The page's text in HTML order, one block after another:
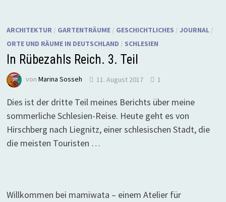
ARCHITEKTUR / GARTENTRÄUME/ GESCHICHTLICHES / JOURNAL/
ORTE UND RÄUME IN DEUTSCHLAND / SCHLESIEN
In Rübezahls Reich. 3. Teil
von Marina Sosseh 11. August 2017 1
Dies ist der dritte Teil meines Berichts über meine
sommerliche Schlesien-Reise. Heute geht es von
Hirschberg nach Liegnitz, einer schlesischen Stadt, die
die meisten Touristen …
Willkommen bei mamiwata – einem Atelier für